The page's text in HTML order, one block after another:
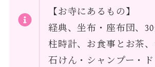
【お寺にあるもの】
経典、坐布・座布団、
柱時計、お食事とお茶
石けん・シャンプー・